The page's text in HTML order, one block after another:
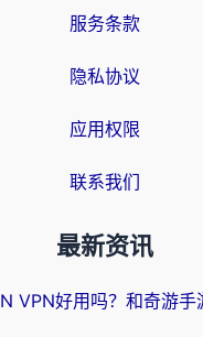
服务条款
隐私协议
应用权限
联系我们
最新资讯